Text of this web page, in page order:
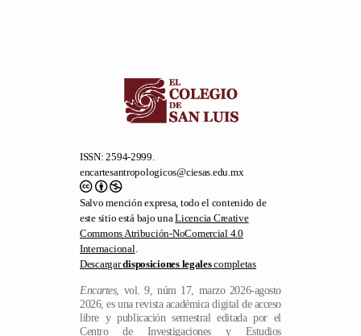
ISSN: 2594-2999.
encartesantropologicos@ciesas.edu.mx
Salvo mención expresa, todo el contenido de
este sitio está bajo unaLicencia Creative
Commons Atribución-NoComercial 4.0
Internacional.
Descargardisposiciones legalescompletas
Encartes, vol. 9, núm 17, marzo 2026-agosto
2026, es una revista académica digital de acceso
libre y publicación semestral editada por el
Centro de Investigaciones y Estudios